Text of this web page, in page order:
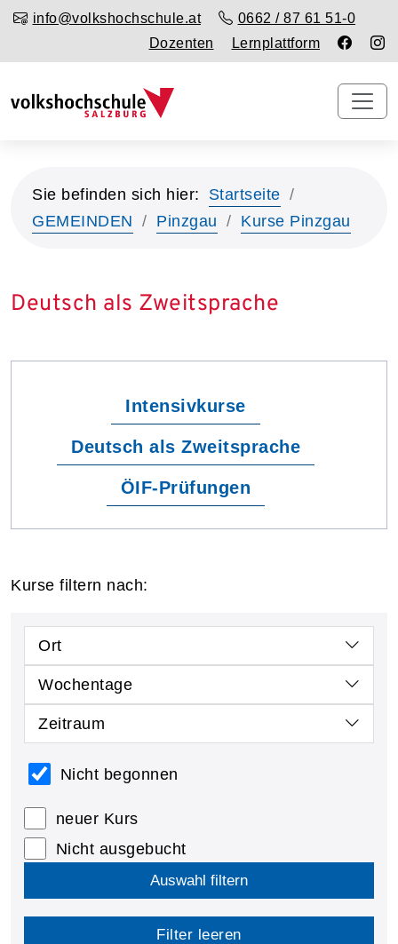
info@volkshochschule.at
0662 / 87 61 51-0
Dozenten
Lernplattform
Sie befinden sich hier:
Startseite
GEMEINDEN
Pinzgau Kurse Pinzgau
Deutsch als Zweitsprache
Intensivkurse
Deutsch als Zweitsprache
ÖIF-Prüfungen
Kurse filtern nach:
Ort
Wochentage
Zeitraum
Nicht begonnen
neuer Kurs
Nicht ausgebucht
Auswahl filtern
Filter leeren